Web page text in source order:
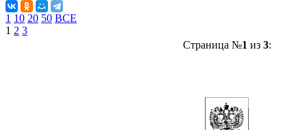
1 10 20 50 ВСЕ
1 2 3
Страница №1 из 3: